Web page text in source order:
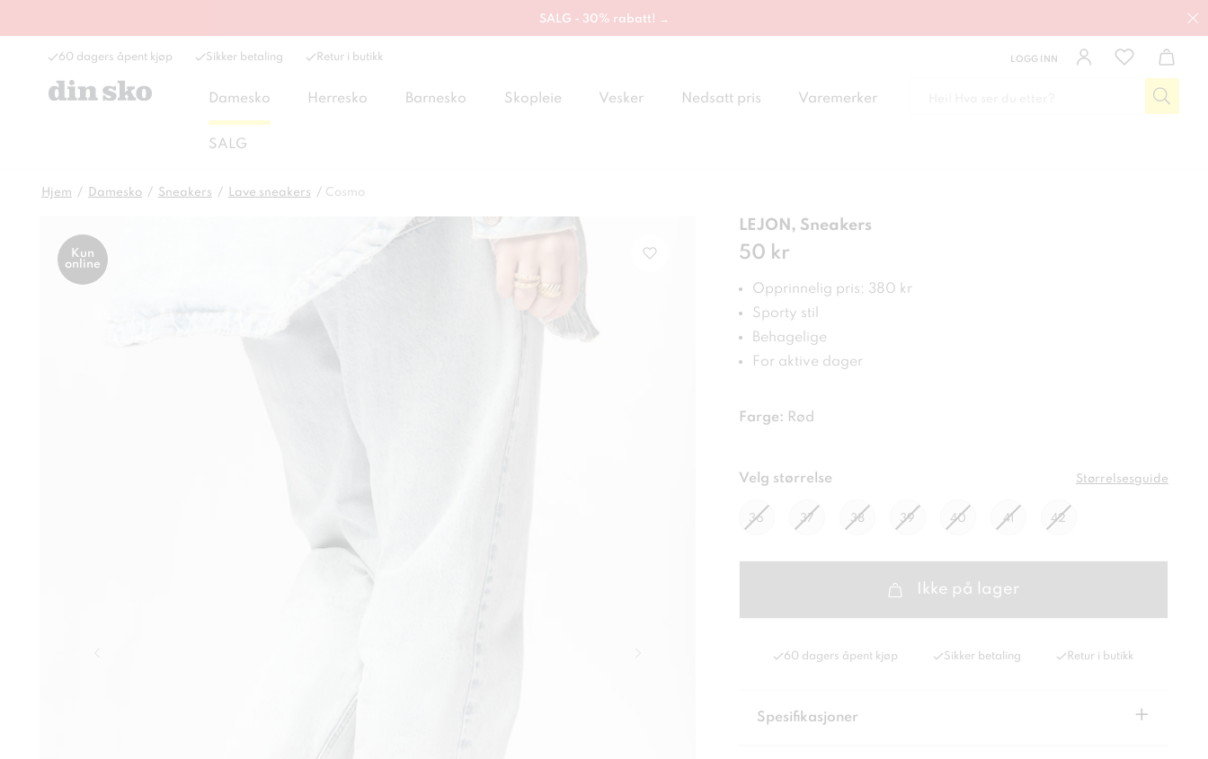
SALG - 30% rabatt! →
60 dagers åpent kjøp Sikker betaling Retur i butikk LOGG INN
Damesko Herresko Barnesko Skopleie Vesker Nedsatt pris Varemerker
SALG
Hjem Damesko Sneakers Lave sneakers Cosmo
Kun
online
LEJON, Sneakers
Pris :50 kr
50 kr
Opprinnelig pris: 380 kr
Sporty stil
Behagelige
For aktive dager
Farge: Rød
Velg størrelse Størrelsesguide
36 37 38 39 40 41 42
Ikke på lager
60 dagers åpent kjøp Sikker betaling Retur i butikk
Spesifikasjoner +